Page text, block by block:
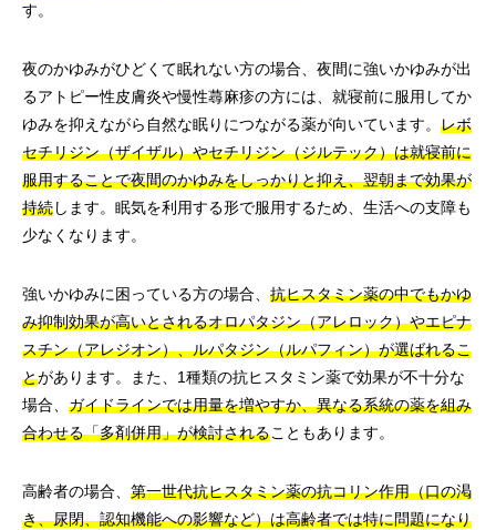
す。
夜のかゆみがひどくて眠れない方の場合、夜間に強いかゆみが出
るアトピー性皮膚炎や慢性蕁麻疹の方には、就寝前に服用してか
ゆみを抑えながら自然な眠りにつながる薬が向いています。 レボ
セチリジン（ザイザル）やセチリジン（ジルテック）は就寝前に
服用することで夜間のかゆみをしっかりと抑え、翌朝まで効果が
持続します。眠気を利用する形で服用するため、生活への支障も
少なくなります。
強いかゆみに困っている方の場合、 抗ヒスタミン薬の中でもかゆ
み抑制効果が高いとされるオロパタジン（アレロック）やエピナ
スチン（アレジオン）、ルパタジン（ルパフィン）が選ばれるこ
とがあります。また、1種類の抗ヒスタミン薬で効果が不十分な
場合、 ガイドラインでは用量を増やすか、異なる系統の薬を組み
合わせる「多剤併用」が検討されることもあります。
高齢者の場合、 第一世代抗ヒスタミン薬の抗コリン作用（口の渇
き、尿閉、認知機能への影響など）は高齢者では特に問題になり